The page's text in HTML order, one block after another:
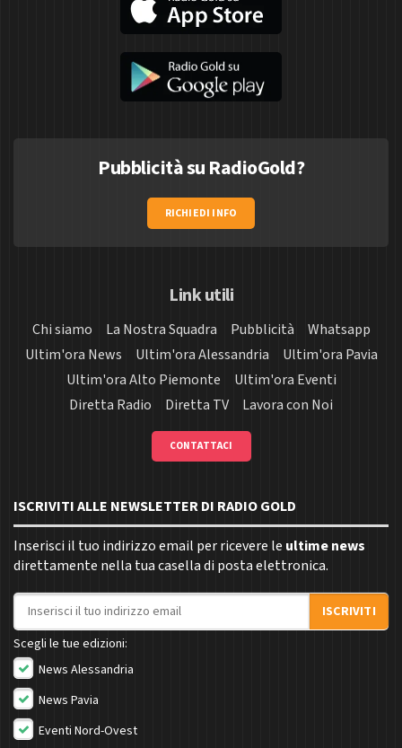
Pubblicità su RadioGold?
RICHIEDI INFO
Link utili
Chi siamo La Nostra Squadra Pubblicità
Whatsapp
Ultim'ora News
Ultim'ora Alessandria
Ultim'ora Pavia
Ultim'ora Alto Piemonte
Ultim'ora Eventi
Diretta Radio
Diretta TV Lavora con Noi
CONTATTACI
ISCRIVITI ALLE NEWSLETTER DI RADIO GOLD
Inserisci il tuo indirizzo email per ricevere le ultime news
direttamente nella tua casella di posta elettronica.
Indirizzo email
ISCRIVITI
Scegli le tue edizioni:
News Alessandria
News Pavia
Eventi Nord-Ovest